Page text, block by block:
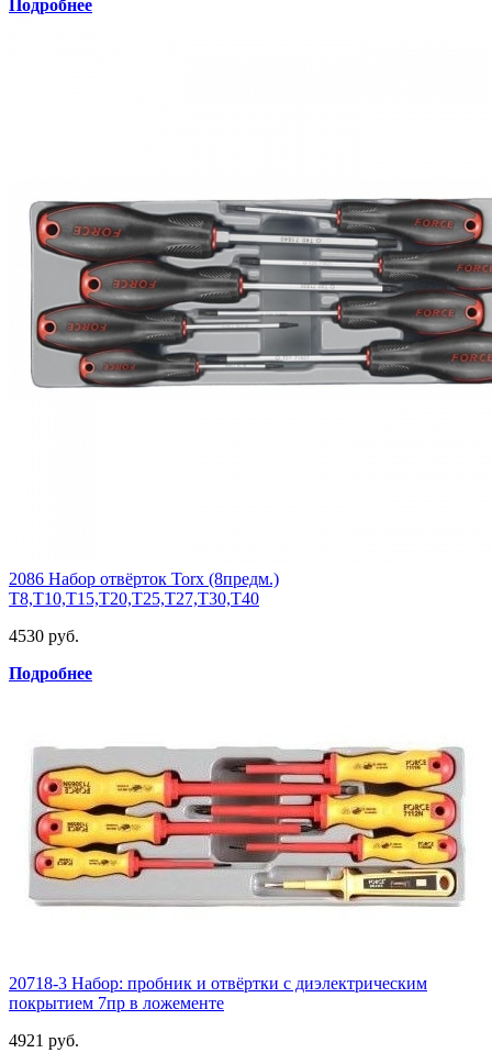
Подробнее
2086 Набор отвёрток Torx (8предм.)
Т8,Т10,Т15,Т20,Т25,Т27,Т30,Т40
4530 руб.
Подробнее
20718-3 Набор: пробник и отвёртки с диэлектрическим
покрытием 7пр в ложементе
4921 руб.